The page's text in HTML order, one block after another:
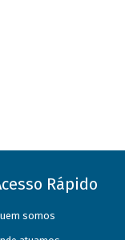
Rápido
somos